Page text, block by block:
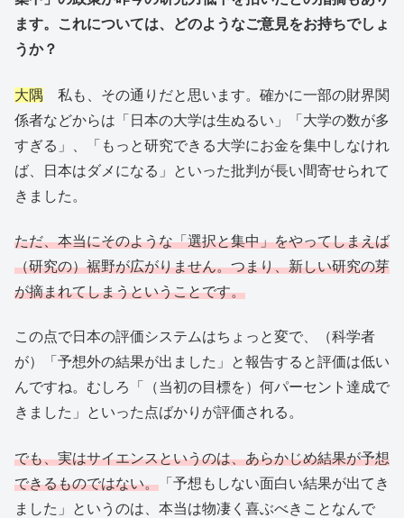
ます。これについては、どのようなご意見をお持ちでしょ
うか？
大隅 私も、その通りだと思います。確かに一部の財界関
係者などからは「日本の大学は生ぬるい」「大学の数が多
すぎる」、「もっと研究できる大学にお金を集中しなけれ
ば、日本はダメになる」といった批判が長い間寄せられて
きました。
ただ、本当にそのような「選択と集中」をやってしまえば
（研究の）裾野が広がりません。つまり、新しい研究の芽
が摘まれてしまうということです。
この点で日本の評価システムはちょっと変で、（科学者
が）「予想外の結果が出ました」と報告すると評価は低い
んですね。むしろ「（当初の目標を）何パーセント達成で
きました」といった点ばかりが評価される。
でも、実はサイエンスというのは、あらかじめ結果が予想
できるものではない。 「予想もしない面白い結果が出てき
ました」というのは、本当は物凄く喜ぶべきことなんで